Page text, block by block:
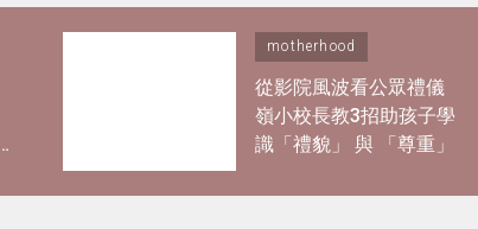
motherhood
從影院風波看公眾禮儀
嶺小校長教3招助孩子學
識「禮貌」 與 「尊重」